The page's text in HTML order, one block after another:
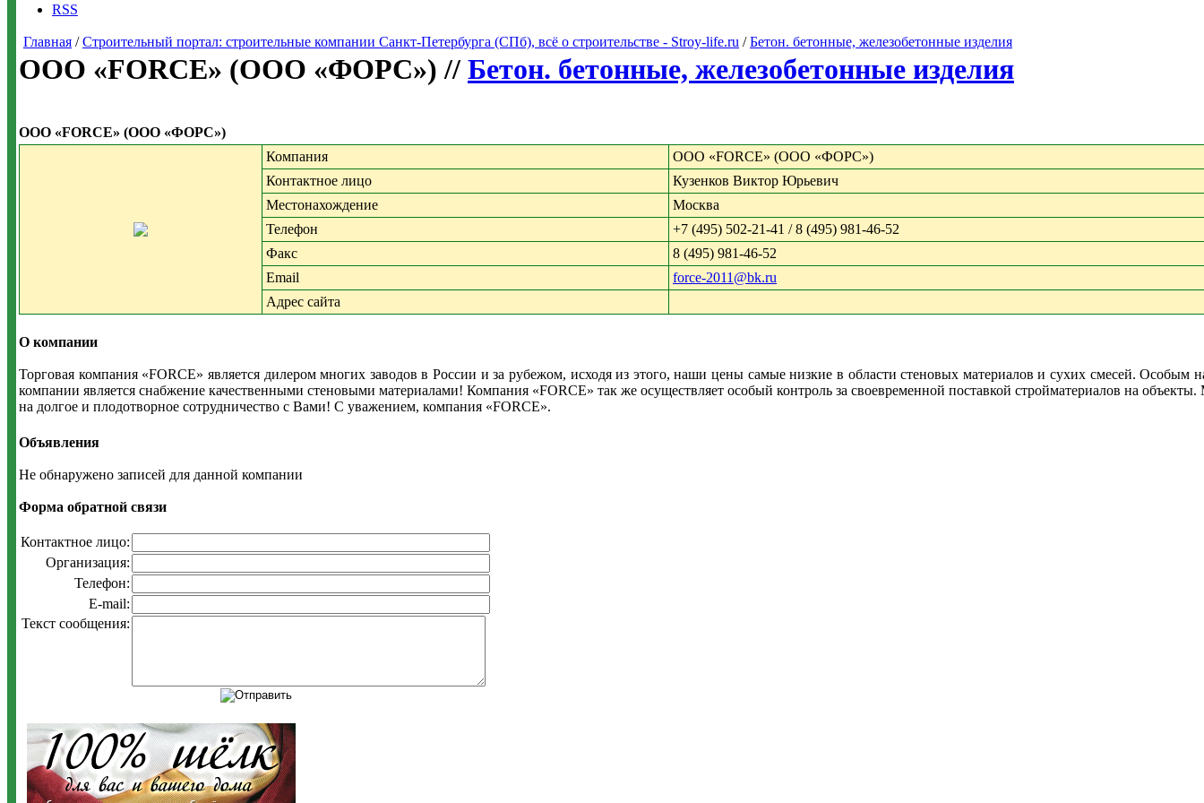
RSS
Главная /Строительный портал: строительные компании Санкт-Петербурга (СПб), всё о строительстве - Stroy-life.ru /Бетон. бетонные, железобетонные изделия
ООО «FORCE» (ООО «ФОРС») // Бетон. бетонные, железобетонные изделия
ООО «FORCE» (ООО «ФОРС»)
Компания
ООО «FORCE» (ООО «ФОРС»)
Контактное лицо
Кузенков Виктор Юрьевич
Местонахождение
Москва
Телефон
+7 (495) 502-21-41 / 8 (495) 981-46-52
Факс
8 (495) 981-46-52
Email
force-2011@bk.ru
Адрес сайта
О компании
Торговая компания «FORCE» является дилером многих заводов в России и за рубежом, исходя из этого, наши цены самые низкие в области стеновых материалов и сухих смесей. Особым
компании является снабжение качественными стеновыми материалами! Компания «FORCE» так же осуществляет особый контроль за своевременной поставкой стройматериалов на
на долгое и плодотворное сотрудничество с Вами! С уважением, компания «FORCE».
Объявления
Не обнаружено записей для данной компании
Форма обратной связи
Контактное лицо:
Организация:
Телефон:
E-mail:
Текст сообщения: